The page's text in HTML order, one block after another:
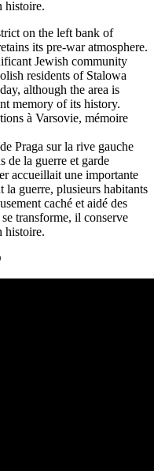
histoire.
on the left bank of
its pre-war atmosphere.
Jewish community
residents of Stalowa
although the area is
memory of its history.
à Varsovie, mémoire
Praga sur la rive gauche
de la guerre et garde
accueillait une importante
la guerre, plusieurs habitants
caché et aidé des
transforme, il conserve
histoire.